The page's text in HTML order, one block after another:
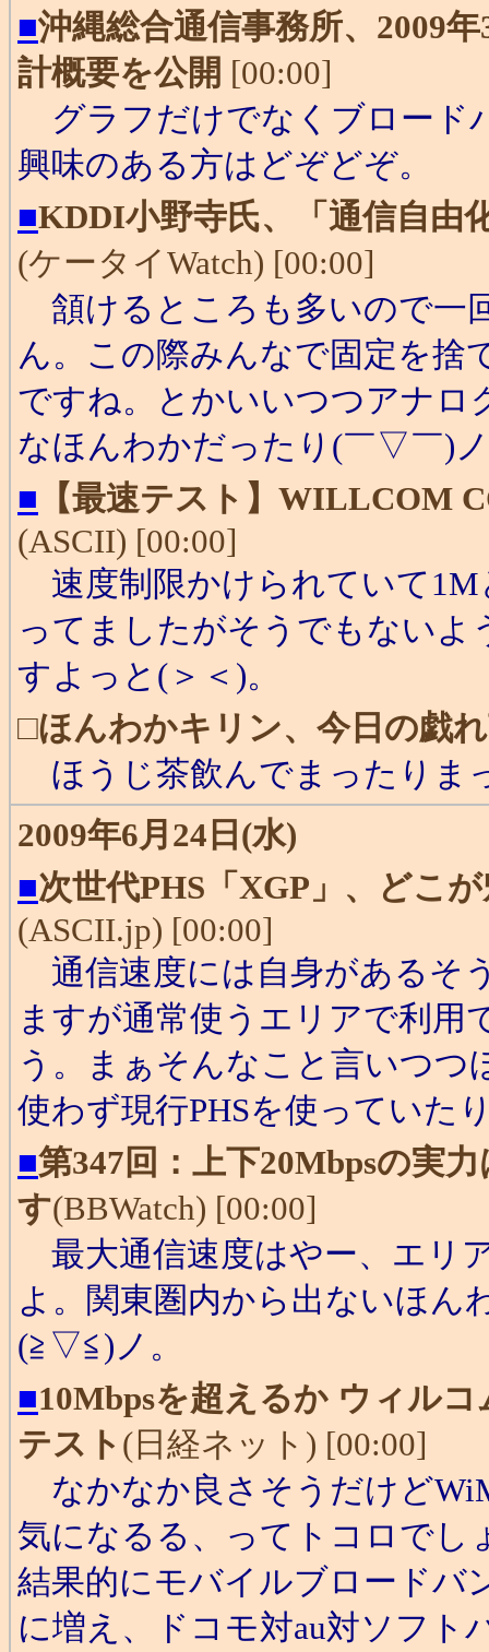
■沖縄総合通信事務所、2009
計概要を公開 [00:00]
グラフだけでなくブロード
興味のある方はどぞどぞ。
■KDDI小野寺氏、「通信自由
(ケータイWatch) [00:00]
頷けるところも多いので一
ん。この際みんなで固定を捨
ですね。とかいいつつアナロ
なほんわかだったり(￣▽￣)
■ 【最速テスト】WILLCOM
(ASCII) [00:00]
速度制限かけられていて
ってましたがそうでもない
すよっと(＞＜)。
□ほんわかキリン、今日の戯
ほうじ茶飲んでまったりま
2009年6月24日(水)
■次世代PHS「XGP」、どこ
(ASCII.jp) [00:00]
通信速度には自身があるそ
ますが通常使うエリアで利用
う。まぁそんなこと言いつ
使わず現行PHSを使っていた
■第347回：上下20Mbpsの実
す(BBWatch) [00:00]
最大通信速度はやー、エリ
よ。関東圏内から出ないほん
(≧▽≦)ノ。
■10Mbpsを超えるか ウィル
テスト (日経ネット) [00:00]
なかなか良さそうだけど
気になるる、ってトコロでし
結果的にモバイルブロードバ
に増え、ドコモ対au対ソフ